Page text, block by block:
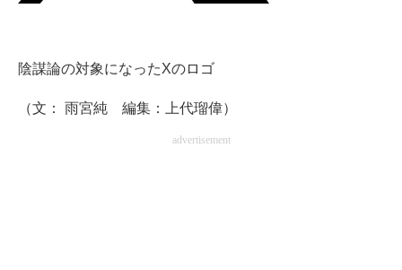
陰謀論の対象になったXのロゴ
（文： 雨宮純 編集：上代瑠偉）
advertisement